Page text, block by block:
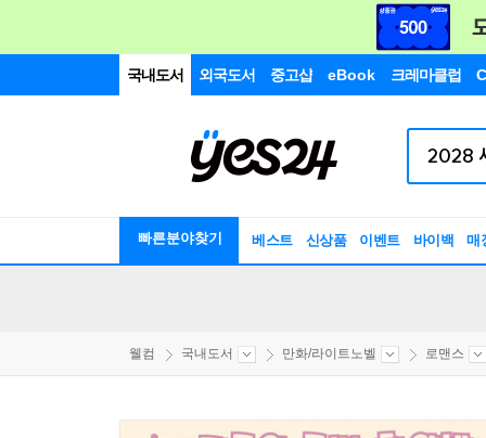
국내도서 외국도서 중고샵 eBook 크레마클럽
빠른분야찾기 베스트 신상품 이벤트 바이백 매
웰컴 국내도서 만화/라이트노벨 로맨스